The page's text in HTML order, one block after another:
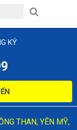
KÝ
THAN, YÊN MỸ,